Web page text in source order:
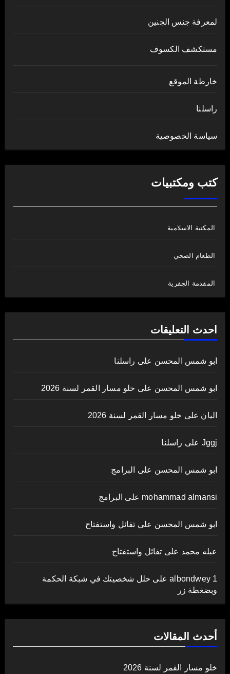
لمعرفة جنس الجنين
مستكشف الكسوف
خارطة الموقع
راسلنا
سياسة الخصوصية
كتب ومكتبيات
المكتبة الاسلامية
الطعام الصحي
المقدمة الجفرية
احدث التعليقات
ابو شمس المحسن على راسلنا
ابو شمس المحسن على خلو مسار القمر لسنة 2026
اليان على خلو مسار القمر لسنة 2026
Jggj على راسلنا
ابو شمس المحسن على البرامج
mohammad almansi على البرامج
ابو شمس المحسن على تفائل واستفتاح
عبله محمد على تفائل واستفتاح
albondwey 1على حلل شخصيتك في شبكة الحكمة
وبضغطة زر
أحدث المقالات
خلو مسار القمر لسنة 2026